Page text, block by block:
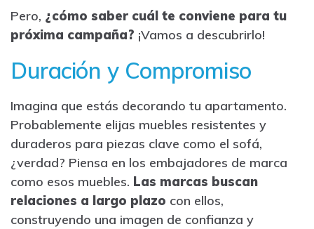
Pero, ¿cómo saber cuál te conviene para tu
próxima campaña? ¡Vamos a descubrirlo!
Duración y Compromiso
Imagina que estás decorando tu apartamento.
Probablemente elijas muebles resistentes y
duraderos para piezas clave como el sofá,
¿verdad? Piensa en los embajadores de marca
como esos muebles. Las marcas buscan
relaciones a largo plazo con ellos,
construyendo una imagen de confianza y